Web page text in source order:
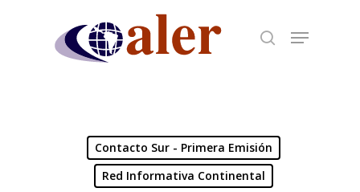
Contacto Sur - Primera Emisión
Red Informativa Continental